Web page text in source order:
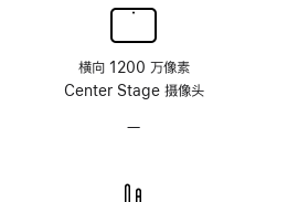
横向 1200 万像素
Center Stage 摄像头
—